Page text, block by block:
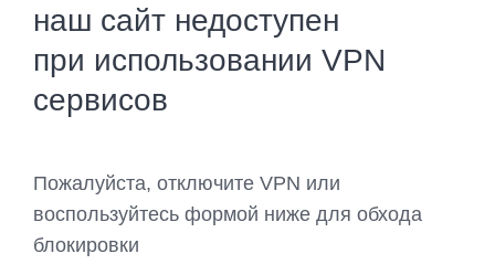
наш сайт недоступен
при использовании VPN
сервисов
Пожалуйста, отключите VPN или
воспользуйтесь формой ниже для обхода
блокировки